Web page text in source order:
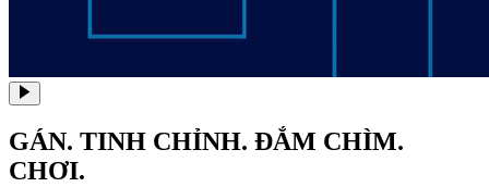
GÁN. TINH CHỈNH. ĐẮM CHÌM.
CHƠI.